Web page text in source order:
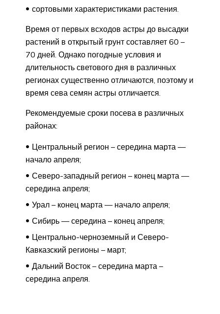
сортовыми характеристиками растения.
Время от первых всходов астры до высадки
растений в открытый грунт составляет 60 –
70 дней. Однако погодные условия и
длительность светового дня в различных
регионах существенно отличаются, поэтому и
время сева семян астры отличается.
Рекомендуемые сроки посева в различных
районах:
Центральный регион – середина марта —
начало апреля;
Северо-западный регион – конец марта —
середина апреля;
Урал – конец марта — начало апреля;
Сибирь — середина – конец апреля;
Центрально-черноземный и Северо-
Кавказский регионы – март;
Дальний Восток – середина марта –
середина апреля.